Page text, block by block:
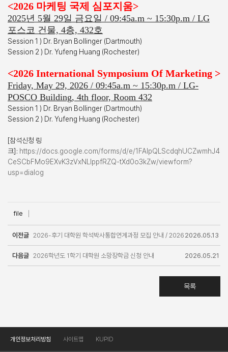
<2026 마케팅 국제 심포지움>
2025년 5월 29일 금요일 / 09:45a.m ~ 15:30p.m / LG
포스코 건물, 4층, 432호
Session 1 ) Dr. Bryan Bollinger (Dartmouth)
Session 2 ) Dr. Yufeng Huang (Rochester)
<2026 International Symposium Of Marketing >
Friday, May 29, 2026 / 09:45a.m ~ 15:30p.m / LG-
POSCO Building, 4th floor, Room 432
Session 1 ) Dr. Bryan Bollinger (Dartmouth)
Session 2 ) Dr. Yufeng Huang (Rochester)
[참석신청 링
크]: https://docs.google.com/forms/d/e/1FAIpQLScdqhUCZwmhJ4
CeSCbFMo9EXvK3zVxNLIppfRZQ-tXd0o3kZw/viewform?
usp=dialog
file
이전글 2026-후기 대학원 학석박사통합연계과정 모집 안내 / 2026
Fall Admission for Combined B.A.-M.S.-Ph.D. Degree
2026.05.13
다음글 2026학년도 1학기 대학원 소망장학금 신청 안내 2026.05.21
목록
개인정보처리방침 사이트맵 KUPID